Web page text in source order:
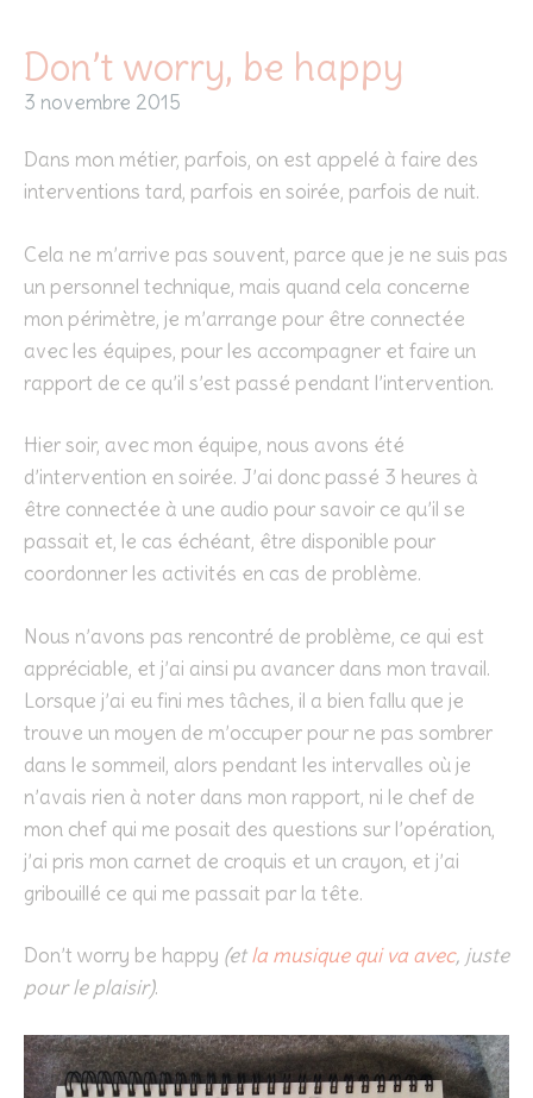
Don’t worry, be happy
3 novembre 2015
Dans mon métier, parfois, on est appelé à faire des
interventions tard, parfois en soirée, parfois de nuit.
Cela ne m’arrive pas souvent, parce que je ne suis pas
un personnel technique, mais quand cela concerne
mon périmètre, je m’arrange pour être connectée
avec les équipes, pour les accompagner et faire un
rapport de ce qu’il s’est passé pendant l’intervention.
Hier soir, avec mon équipe, nous avons été
d’intervention en soirée. J’ai donc passé 3 heures à
être connectée à une audio pour savoir ce qu’il se
passait et, le cas échéant, être disponible pour
coordonner les activités en cas de problème.
Nous n’avons pas rencontré de problème, ce qui est
appréciable, et j’ai ainsi pu avancer dans mon travail.
Lorsque j’ai eu fini mes tâches, il a bien fallu que je
trouve un moyen de m’occuper pour ne pas sombrer
dans le sommeil, alors pendant les intervalles où je
n’avais rien à noter dans mon rapport, ni le chef de
mon chef qui me posait des questions sur l’opération,
j’ai pris mon carnet de croquis et un crayon, et j’ai
gribouillé ce qui me passait par la tête.
Don’t worry be happy (etla musique qui va avec, juste
pour le plaisir).